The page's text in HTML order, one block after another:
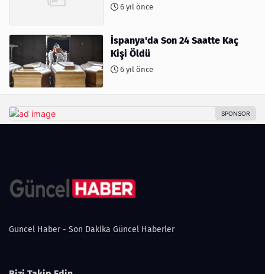
6 yıl önce
İspanya'da Son 24 Saatte Kaç
Kişi Öldü
6 yıl önce
Guncel Haber - Son Dakika Güncel Haberler